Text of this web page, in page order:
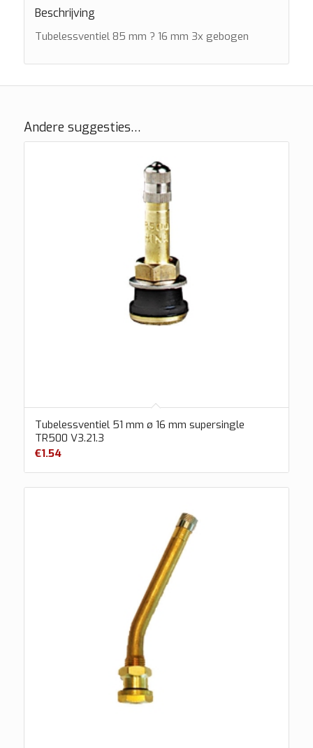
Beschrijving
Tubelessventiel 85 mm ? 16 mm 3x gebogen
Andere suggesties…
Tubelessventiel 51 mm ø 16 mm supersingle
TR500 V3.21.3
€1.54